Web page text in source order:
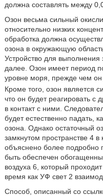
должна составлять между
Озон весьма сильный
относительно низких
обработка должна
озона в окружающую
Устройство для
далее. Озон имеет период
уровне моря, прежде чем
Кроме того, озон является
что он будет реагировать с
в контакт с ними.
будет естественно падать,
озона. Однако остаточный
замкнутом пространстве 4 в
объяснено более
быть обеспечен
воздуха 6, который
время как УФ свет 2
Способ, описанный со